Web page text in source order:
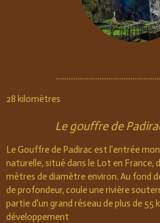
28 kilomètres
Le gouffre de
Le Gouffre de Padirac est l'entrée
naturelle, situé dans le Lot en France,
mètres de diamètre environ. Au fond
de profondeur, coule une rivière
partie d'un grand réseau de plus de 55
développement